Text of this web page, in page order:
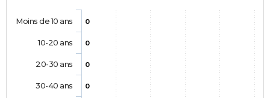
0
0
0
0
Moins de 10 ans
10-20 ans
20-30 ans
30-40 ans